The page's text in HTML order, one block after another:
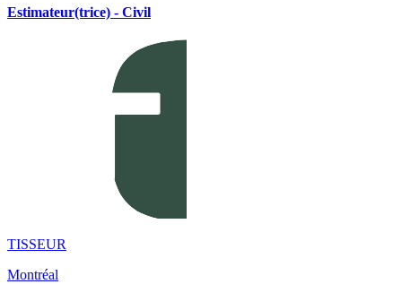
Estimateur(trice) - Civil
TISSEUR
Montréal